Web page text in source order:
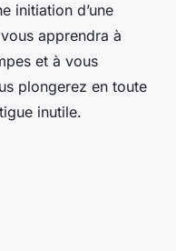
initiation d’une
apprendra à
et à vous
plongerez en toute
inutile.